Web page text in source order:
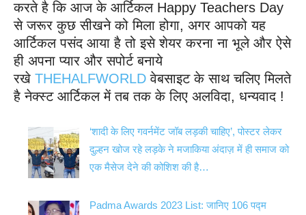
करते है कि आज के आर्टिकल Happy Teachers Day
से जरूर कुछ सीखने को मिला होगा, अगर आपको यह
आर्टिकल पसंद आया है तो इसे शेयर करना ना भूले और ऐसे
ही अपना प्यार और सपोर्ट बनाये
रखे THEHALFWORLDवेबसाइट के साथ चलिए मिलते
है नेक्स्ट आर्टिकल में तब तक के लिए अलविदा, धन्यवाद !
‘शादी के लिए गवर्नमेंट जॉब लड़की चाहिए’, पोस्टर लेकर
दुल्हन खोज रहे लड़के ने मजाकिया अंदाज़ में ही समाज को
एक मैसेज देने की कोशिश की है…
Padma Awards 2023 List: जानिए 106 पद्म